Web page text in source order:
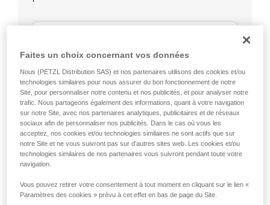
Faites un choix concernant vos données
Nous (PETZL Distribution SAS) et nos partenaires utilisons des cookies et/ou
technologies similaires pour nous assurer du bon fonctionnement de notre
Site, pour personnaliser notre contenu et nos publicités, et pour analyser notre
trafic. Nous partageons également des informations, quant à votre navigation
sur notre Site, avec nos partenaires analytiques, publicitaires et de réseaux
sociaux afin de personnaliser nos publicités. Dans le cas où vous les
acceptez, nos cookies et/ou technologies similaires ne sont actifs que sur
notre Site et ne vous suivront pas sur d’autres sites web. Les cookies et/ou
technologies similaires de nos partenaires vous suivront pendant toute votre
navigation.
Vous pouvez retirer votre consentement à tout moment en cliquant sur le lien «
Paramètres des cookies » prévu à cet effet en bas de page du Site.